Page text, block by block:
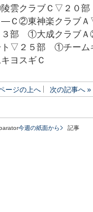
陵雲クラブＣ▽２０
Ｃ②東神楽クラブ
３部 ①大成クラブ
ト▽２５部 ①チー
ヨスギＣ
ージの上へ 次の記事へ »
今週の紙面から 記事